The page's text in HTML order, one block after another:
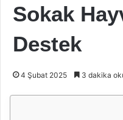
Sokak
Destek
4 Şubat 2025 3 dakika